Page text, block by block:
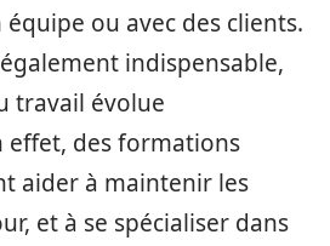
ou avec des clients.
indispensable,
travail évolue
effet, des formations
aider à maintenir les
et à se spécialiser dans